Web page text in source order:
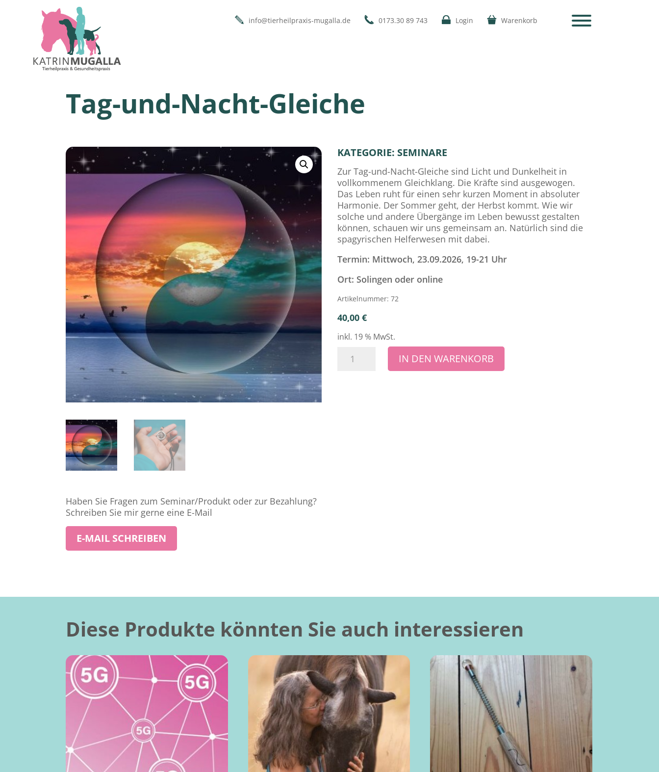
Warenkorb
Login
0173.30 89 743
info@tierheilpraxis-mugalla.de
Tag-und-Nacht-Gleiche
Haben Sie Fragen zum Seminar/Produkt oder zur Bezahlung?
Schreiben Sie mir gerne eine E-Mail
E-MAIL SCHREIBEN
KATEGORIE: SEMINARE
Zur Tag-und-Nacht-Gleiche sind Licht und Dunkelheit in
vollkommenem Gleichklang. Die Kräfte sind ausgewogen.
Das Leben ruht für einen sehr kurzen Moment in absoluter
Harmonie. Der Sommer geht, der Herbst kommt. Wie wir
solche und andere Übergänge im Leben bewusst gestalten
können, schauen wir uns gemeinsam an. Natürlich sind die
spagyrischen Helferwesen mit dabei.
Termin: Mittwoch, 23.09.2026, 19-21 Uhr
Ort: Solingen oder online
Artikelnummer:72
40,00€
inkl. 19 % MwSt.
und-
IN DEN WARENKORB
Diese Produkte könnten Sie auch interessieren